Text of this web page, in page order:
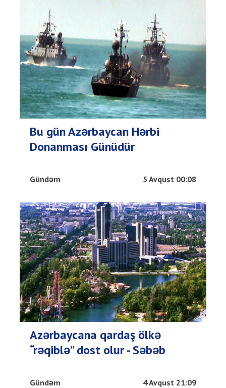
Bu gün Azərbaycan Hərbi
Donanması Günüdür
Gündəm 5 Avqust 00:08
Azərbaycana qardaş ölkə
“rəqiblə” dost olur - Səbəb
Gündəm 4 Avqust 21:09